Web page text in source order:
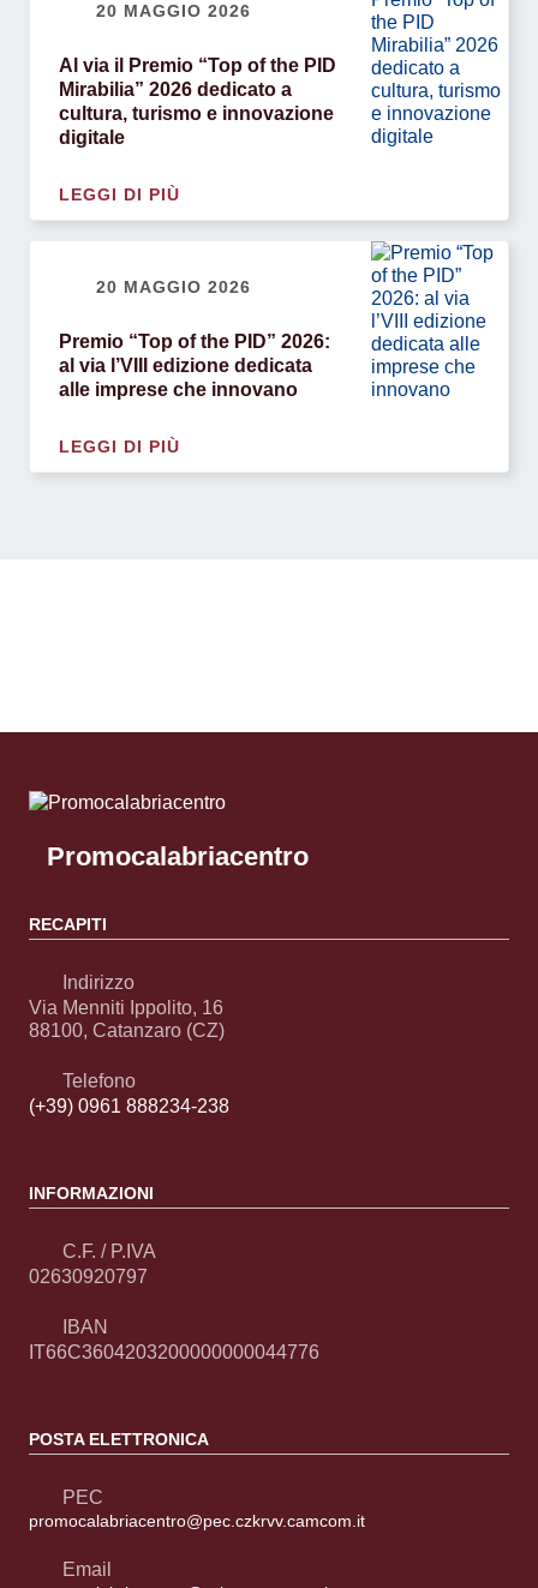
20 MAGGIO 2026
Al via il Premio “Top of the PID
Mirabilia” 2026 dedicato a
cultura, turismo e innovazione
digitale
LEGGI DI PIÙ
20 MAGGIO 2026
Premio “Top of the PID” 2026:
al via l’VIII edizione dedicata
alle imprese che innovano
LEGGI DI PIÙ
Promocalabriacentro
RECAPITI
Indirizzo
Via Menniti Ippolito, 16
88100, Catanzaro (CZ)
Telefono
(+39) 0961 888234-238
INFORMAZIONI
C.F. / P.IVA
02630920797
IBAN
IT66C3604203200000000044776
POSTA ELETTRONICA
PEC
promocalabriacentro@pec.czkrvv.camcom.it
Email